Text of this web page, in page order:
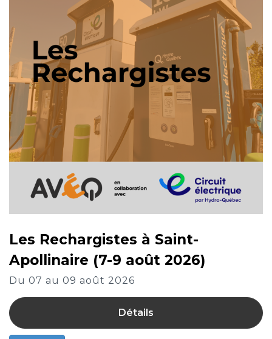
Les Rechargistes à Saint-
Apollinaire (7-9 août 2026)
Du 07 au 09 août 2026
Détails